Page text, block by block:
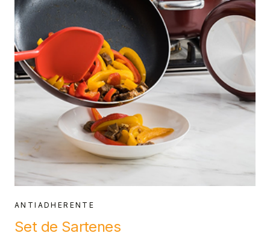
ANTIADHERENTE
Set de Sartenes